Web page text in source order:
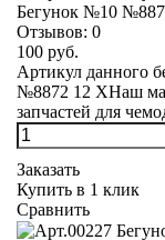
Бегунок №10
Отзывов: 0
100 руб.
Артикул данного
№8872 12 XНаш
запчастей для
Заказать
Купить в 1 клик
Сравнить